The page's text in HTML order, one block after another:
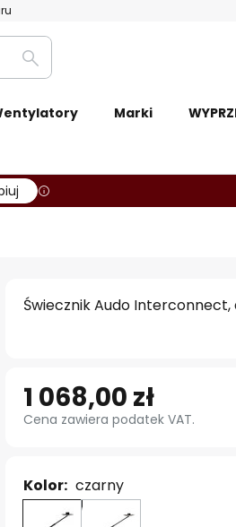
Szukaj
Marki
Świecznik Audo
1 068,00 zł
Cena zawiera podatek VAT.
Kolor: czarny